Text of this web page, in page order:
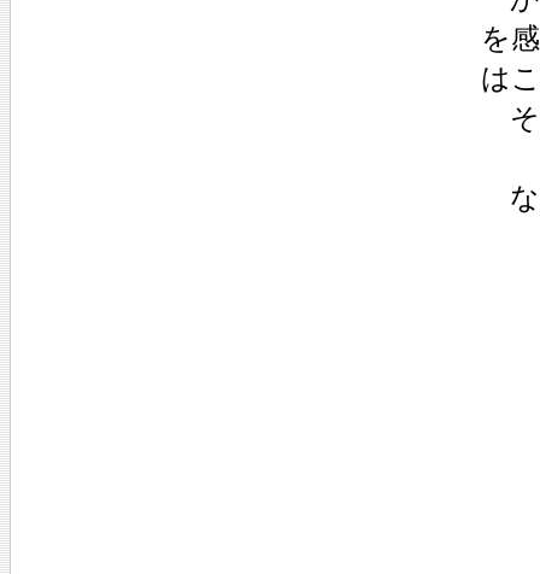
を
は
そ
な